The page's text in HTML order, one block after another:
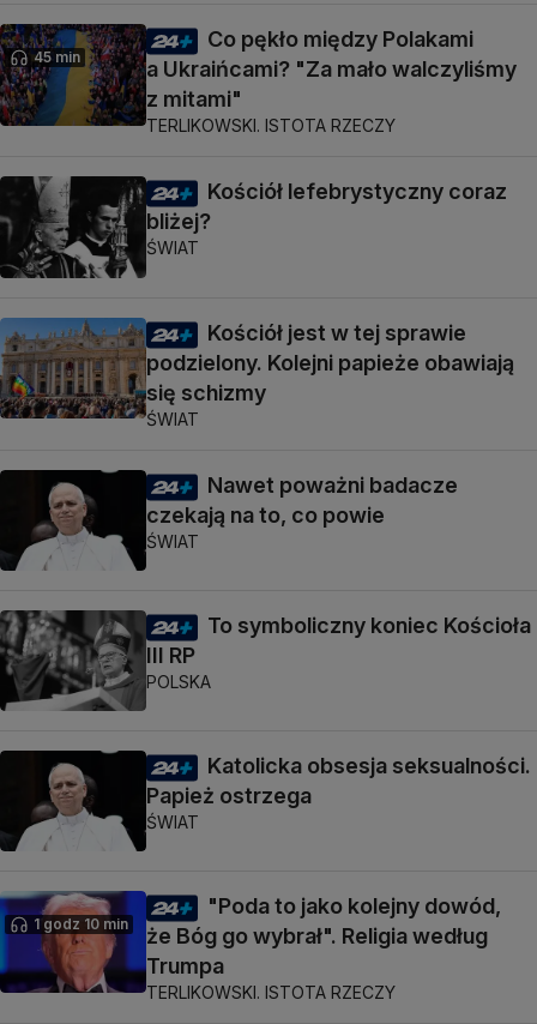
45 min
Co pękło między Polakami
a Ukraińcami? "Za mało walczyliśmy
z mitami"
TERLIKOWSKI. ISTOTA RZECZY
Kościół lefebrystyczny coraz
bliżej?
ŚWIAT
Kościół jest w tej sprawie
podzielony. Kolejni papieże obawiają
się schizmy
ŚWIAT
Nawet poważni badacze
czekają na to, co powie
ŚWIAT
To symboliczny koniec Kościoła
III RP
POLSKA
Katolicka obsesja seksualności.
Papież ostrzega
ŚWIAT
1 godz 10 min
"Poda to jako kolejny dowód,
że Bóg go wybrał". Religia według
Trumpa
TERLIKOWSKI. ISTOTA RZECZY